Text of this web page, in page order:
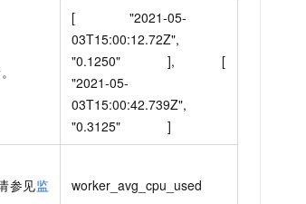
[               "2021-05-
03T15:00:12.72Z",
"0.1250"             ],             [
"2021-05-
03T15:00:42.739Z",
"0.3125"             ]
参见监
worker_avg_cpu_used